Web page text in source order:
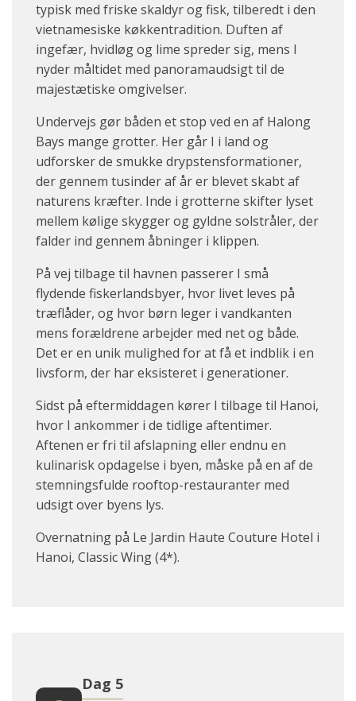
typisk med friske skaldyr og fisk, tilberedt i den
vietnamesiske køkkentradition. Duften af
ingefær, hvidløg og lime spreder sig, mens I
nyder måltidet med panoramaudsigt til de
majestætiske omgivelser.
Undervejs gør båden et stop ved en af Halong
Bays mange grotter. Her går I i land og
udforsker de smukke drypstensformationer,
der gennem tusinder af år er blevet skabt af
naturens kræfter. Inde i grotterne skifter lyset
mellem kølige skygger og gyldne solstråler, der
falder ind gennem åbninger i klippen.
På vej tilbage til havnen passerer I små
flydende fiskerlandsbyer, hvor livet leves på
træflåder, og hvor børn leger i vandkanten
mens forældrene arbejder med net og både.
Det er en unik mulighed for at få et indblik i en
livsform, der har eksisteret i generationer.
Sidst på eftermiddagen kører I tilbage til Hanoi,
hvor I ankommer i de tidlige aftentimer.
Aftenen er fri til afslapning eller endnu en
kulinarisk opdagelse i byen, måske på en af de
stemningsfulde rooftop-restauranter med
udsigt over byens lys.
Overnatning på Le Jardin Haute Couture Hotel i
Hanoi, Classic Wing (4*).
Dag 5